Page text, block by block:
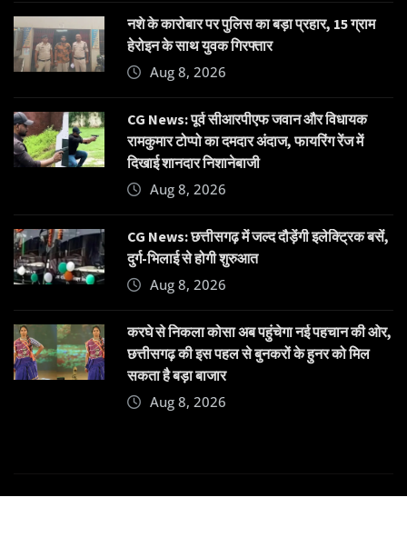
नशे के कारोबार पर पुलिस का बड़ा प्रहार, 15 ग्राम
हेरोइन के साथ युवक गिरफ्तार
Aug 8, 2026
CG News: पूर्व सीआरपीएफ जवान और विधायक
रामकुमार टोप्पो का दमदार अंदाज, फायरिंग रेंज में
दिखाई शानदार निशानेबाजी
Aug 8, 2026
CG News: छत्तीसगढ़ में जल्द दौड़ेंगी इलेक्ट्रिक बसें,
दुर्ग-भिलाई से होगी शुरुआत
Aug 8, 2026
करघे से निकला कोसा अब पहुंचेगा नई पहचान की ओर,
छत्तीसगढ़ की इस पहल से बुनकरों के हुनर को मिल
सकता है बड़ा बाजार
Aug 8, 2026